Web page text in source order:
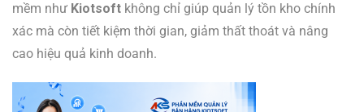
mềm như Kiotsoft không chỉ giúp quản lý tồn kho chính
xác mà còn tiết kiệm thời gian, giảm thất thoát và nâng
cao hiệu quả kinh doanh.